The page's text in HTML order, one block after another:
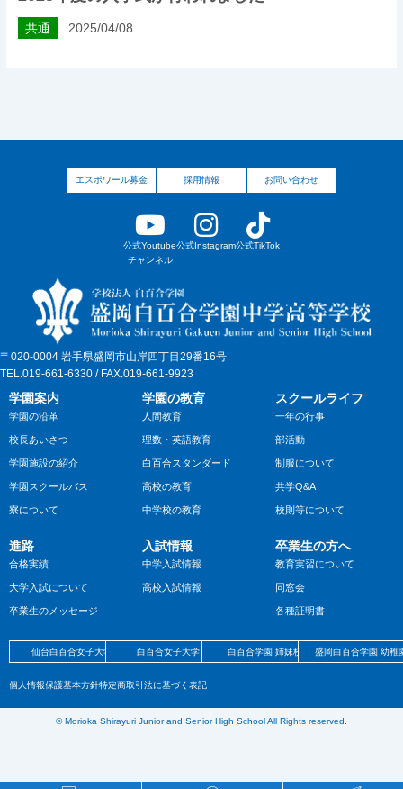
共通 2025/04/08
エスポワール募金 採用情報 お問い合わせ
公式Youtube
チャンネル
公式Instagram公式TikTok
〒020-0004 岩手県盛岡市山岸四丁目29番16号
TEL.019-661-6330 / FAX.019-661-9923
学園案内
学園の沿革
校長あいさつ
学園施設の紹介
学園スクールバス
寮について
学園の教育
人間教育
理数・英語教育
白百合スタンダード
高校の教育
中学校の教育
スクールライフ
一年の行事
部活動
制服について
共学Q&A
校則等について
進路
合格実績
大学入試について
卒業生のメッセージ
入試情報
中学入試情報
高校入試情報
卒業生の方へ
教育実習について
同窓会
各種証明書
仙台白百合女子大学 白百合女子大学 白百合学園 姉妹校 盛岡白百合学園 幼稚
個人情報保護基本方針特定商取引法に基づく表記
©︎ Morioka Shirayuri Junior and Senior High School All Rights reserved.